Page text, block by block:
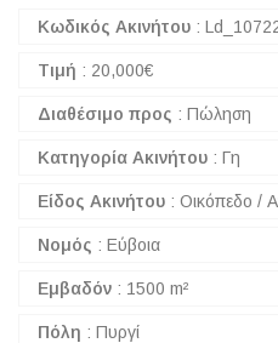
Κωδικός Ακινήτου :
Τιμή : 20,000€
Διαθέσιμο προς : Πώληση
Κατηγορία Ακινήτου : Γη
Είδος Ακινήτου : Οικόπεδο /
Νομός : Εύβοια
Εμβαδόν : 1500 m²
Πόλη : Πυργί